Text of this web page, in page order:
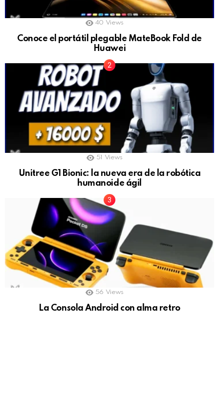
40 Views
Conoce el portátil plegable MateBook Fold de
Huawei
51 Views
Unitree G1 Bionic: la nueva era de la robótica
humanoide ágil
56 Views
La Consola Android con alma retro